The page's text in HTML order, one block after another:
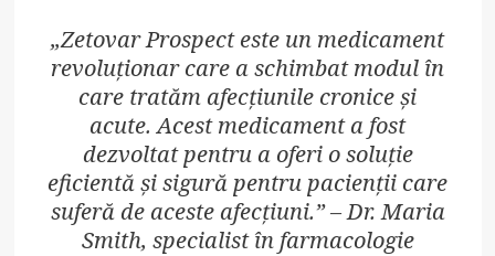
„Zetovar Prospect este un medicament
revoluționar care a schimbat modul în
care tratăm afecțiunile cronice și
acute. Acest medicament a fost
dezvoltat pentru a oferi o soluție
eficientă și sigură pentru pacienții care
suferă de aceste afecțiuni.” – Dr. Maria
Smith, specialist în farmacologie